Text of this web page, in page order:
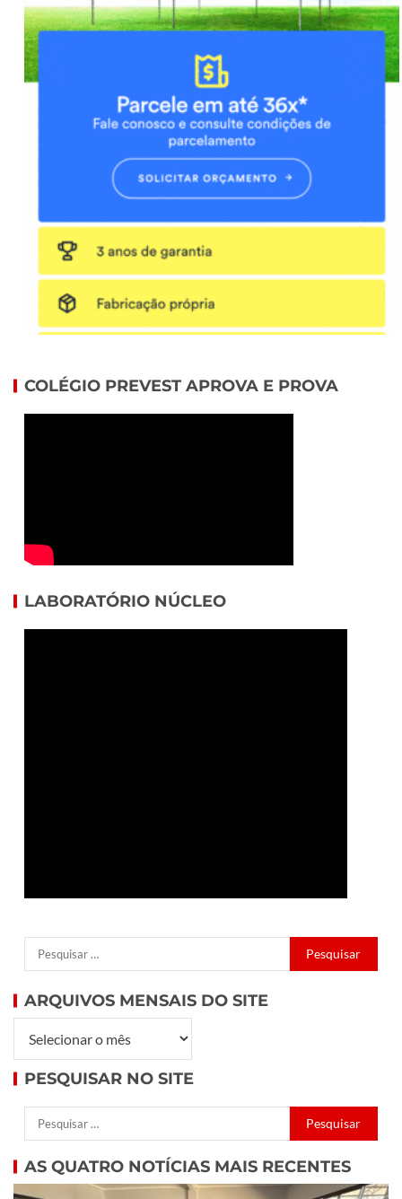
COLÉGIO PREVEST APROVA E PROVA
LABORATÓRIO NÚCLEO
ARQUIVOS MENSAIS DO SITE
PESQUISAR NO SITE
AS QUATRO NOTÍCIAS MAIS RECENTES